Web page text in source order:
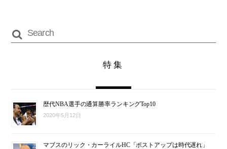
特集
歴代NBA選手の通算勝率ランキングTop10
2020年5月12日
マブスのリック・カーライルHC「ポストアップは時代遅れ」